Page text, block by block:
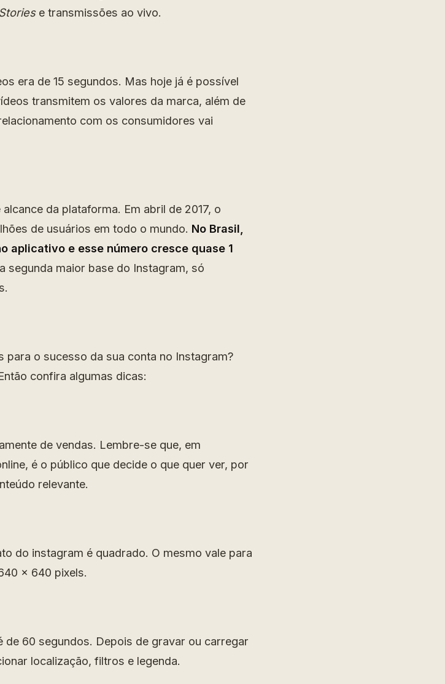
e transmissões ao vivo.
era de 15 segundos. Mas hoje já é possível
transmitem os valores da marca, além de
com os consumidores vai
da plataforma. Em abril de 2017, o
de usuários em todo o mundo. No Brasil,
aplicativo e esse número cresce quase 1
segunda maior base do Instagram, só
para o sucesso da sua conta no Instagram?
confira algumas dicas:
de vendas. Lembre-se que, em
é o público que decide o que quer ver, por
relevante.
do instagram é quadrado. O mesmo vale para
x 640 pixels.
de 60 segundos. Depois de gravar ou carregar
localização, filtros e legenda.